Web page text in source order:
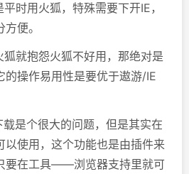
用火狐，特殊需要下开IE，
便。
就抱怨火狐不好用，那绝对是
的操作易用性是要优于遨游/IE
是个很大的问题，但是其实在
以使用，这个功能也是由插件来
要在工具——浏览器支持里就可